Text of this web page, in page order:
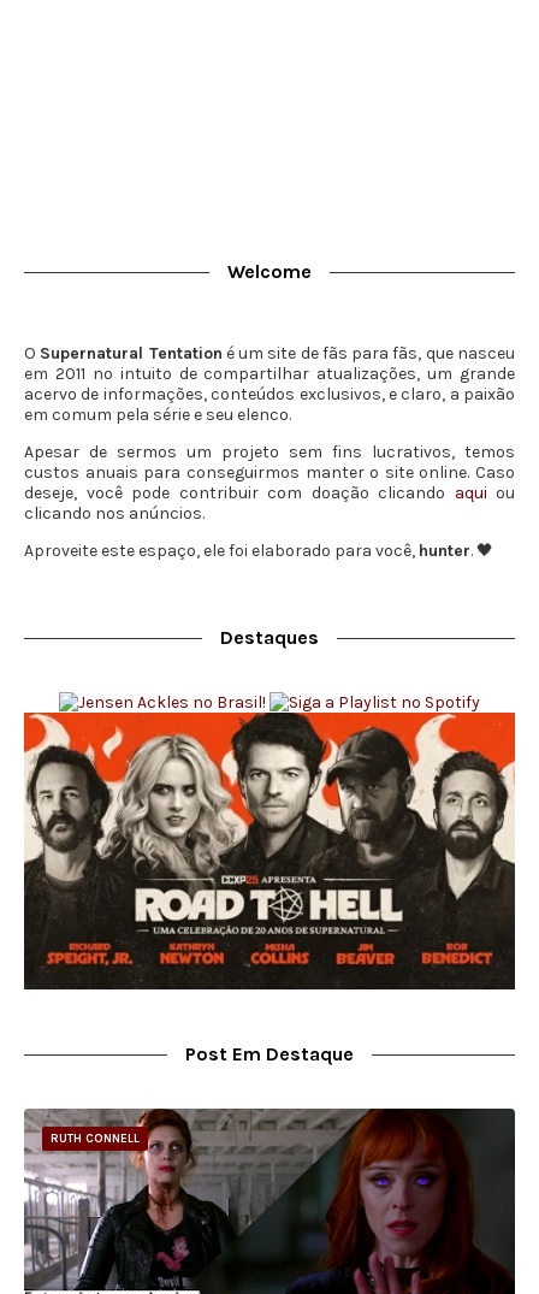
Welcome
O Supernatural Tentation é um site de fãs para fãs, que nasceu
em 2011 no intuito de compartilhar atualizações, um grande
acervo de informações, conteúdos exclusivos, e claro, a paixão
em comum pela série e seu elenco.
Apesar de sermos um projeto sem fins lucrativos, temos
custos anuais para conseguirmos manter o site online. Caso
deseje, você pode contribuir com doação clicando aqui ou
clicando nos anúncios.
Aproveite este espaço, ele foi elaborado para você, hunter. 🖤
Destaques
Post Em Destaque
RUTH CONNELL